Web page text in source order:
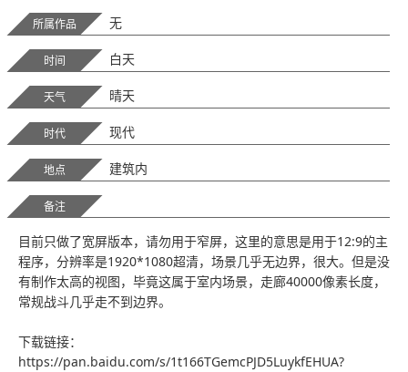
所属作品 无
时间 白天
天气 晴天
时代 现代
地点 建筑内
备注
目前只做了宽屏版本，请勿用于窄屏，这里的意思是用于12:9的主
程序，分辨率是1920*1080超清，场景几乎无边界，很大。但是没
有制作太高的视图，毕竟这属于室内场景，走廊40000像素长度，
常规战斗几乎走不到边界。
下载链接：
https://pan.baidu.com/s/1t166TGemcPJD5LuykfEHUA?